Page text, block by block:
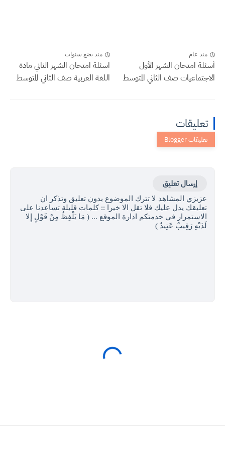
منذ عام
أسئلة امتحان الشهر الأول
الاجتماعيات صف الثاني المتوسط
منذ بضع سنوات
اسئلة امتحان الشهر الثاني مادة
اللغة العربية صف الثاني المتوسط
تعليقات
إرسال تعليق
عزيزي المشاهد لا تترك الموضوع بدون تعليق وتذكر ان
تعليقك يدل عليك فلا تقل الا خيرا :: كلمات قليلة تساعدنا على
الاستمرار في خدمتكم ادارة الموقع ... ( مَا يَلْفِظُ مِنْ قَوْلٍ إِلا
لَدَيْهِ رَقِيبٌ عَتِيدٌ )